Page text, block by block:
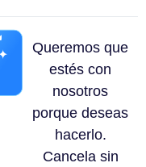
Queremos que
estés con
nosotros
porque deseas
hacerlo.
Cancela sin